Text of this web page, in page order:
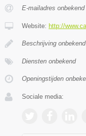
E-mailadres onbekend
Website: http://
Beschrijving onbekend
Diensten onbekend
Openingstijden
Sociale media: